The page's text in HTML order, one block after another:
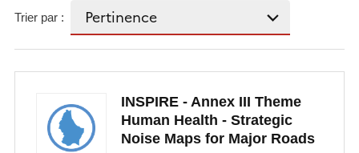
Trier par :
INSPIRE - Annex III Theme
Human Health - Strategic
Noise Maps for Major Roads